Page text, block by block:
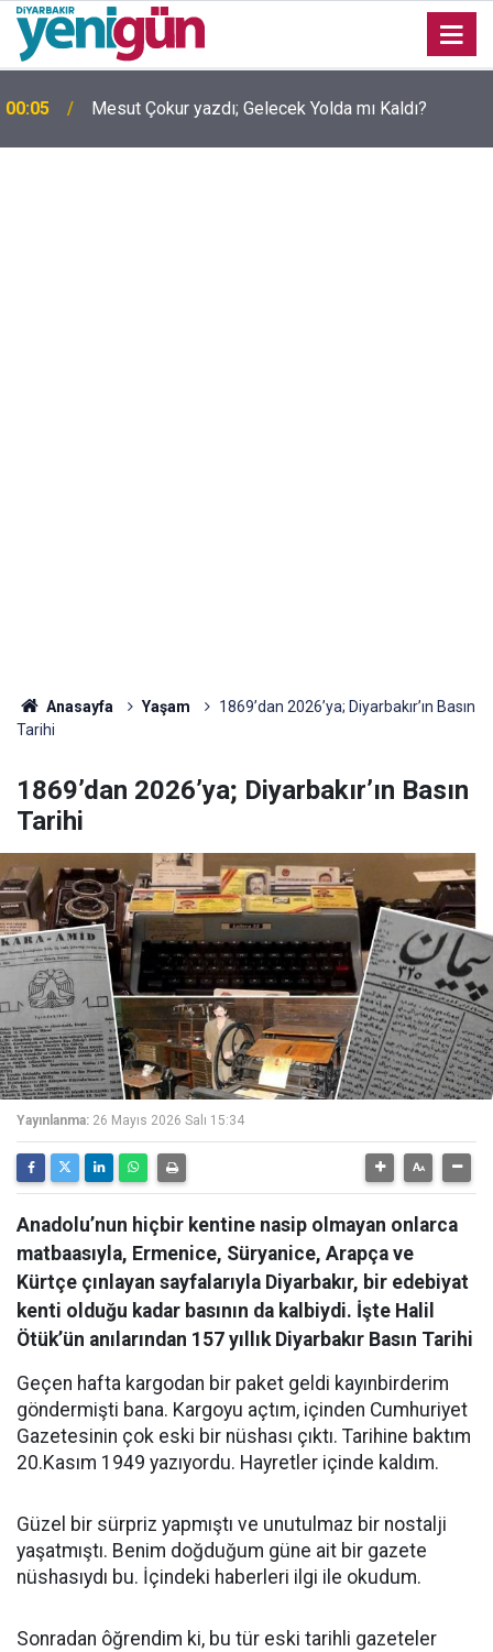
00:05 Mesut Çokur yazdı; Gelecek Yolda mı Kaldı?
Anasayfa Yaşam
1869’dan 2026’ya; Diyarbakır’ın Basın
Tarihi
1869’dan 2026’ya; Diyarbakır’ın Basın
Tarihi
Yayınlanma: 26 Mayıs 2026 Salı 15:34
Anadolu’nun hiçbir kentine nasip olmayan onlarca
matbaasıyla, Ermenice, Süryanice, Arapça ve
Kürtçe çınlayan sayfalarıyla Diyarbakır, bir edebiyat
kenti olduğu kadar basının da kalbiydi. İşte Halil
Ötük’ün anılarından 157 yıllık Diyarbakır Basın Tarihi
Geçen hafta kargodan bir paket geldi kayınbirderim
göndermişti bana. Kargoyu açtım, içinden Cumhuriyet
Gazetesinin çok eski bir nüshası çıktı. Tarihine baktım
20.Kasım 1949 yazıyordu. Hayretler içinde kaldım.
Güzel bir sürpriz yapmıştı ve unutulmaz bir nostalji
yaşatmıştı. Benim doğduğum güne ait bir gazete
nüshasıydı bu. İçindeki haberleri ilgi ile okudum.
Sonradan ôğrendim ki, bu tür eski tarihli gazeteler